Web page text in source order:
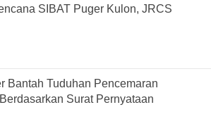
SIBAT Puger Kulon, JRCS
Bantah Tuduhan Pencemaran
Surat Pernyataan